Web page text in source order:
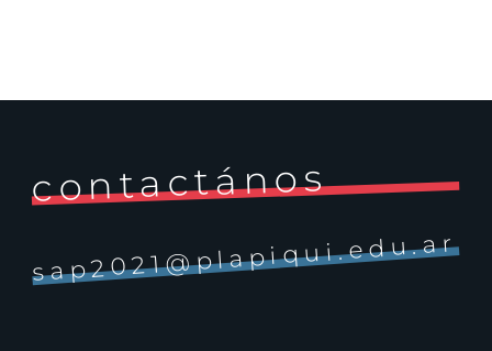
contactános
sap2021@plapiqui.edu.ar